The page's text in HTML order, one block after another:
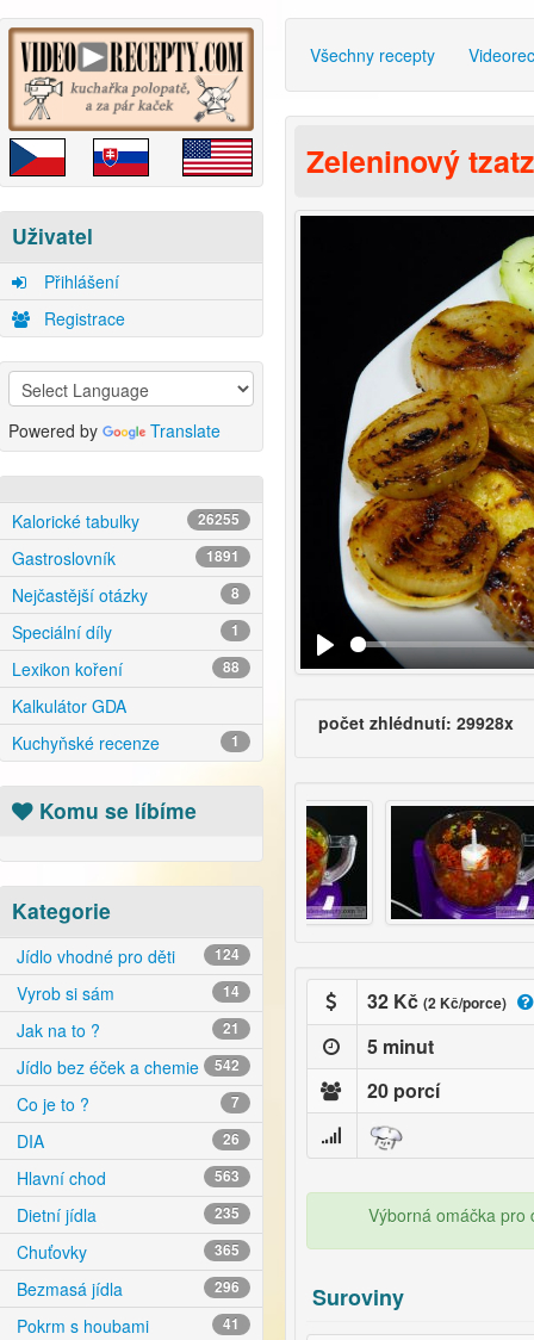
Uživatel
Přihlášení
Registrace
Powered by Translate
Kalorické tabulky 26255
Gastroslovník 1891
Nejčastější otázky 8
Speciální díly 1
Lexikon koření 88
Kalkulátor GDA
Kuchyňské recenze
1
Komu se líbíme
Kategorie
Jídlo vhodné pro děti 124
Vyrob si sám 14
Jak na to ? 21
Jídlo bez éček a chemie 542
Co je to ? 7
DIA 26
Hlavní chod 563
Dietní jídla 235
Chuťovky 365
Bezmasá jídla 296
Pokrm s houbami 41
Všechny recepty
Zeleninový
počet zhlédnutí: 29928x
32 Kč (2 Kč/porce)
5 minut
20 porcí
Výborná omáčka pro
Suroviny